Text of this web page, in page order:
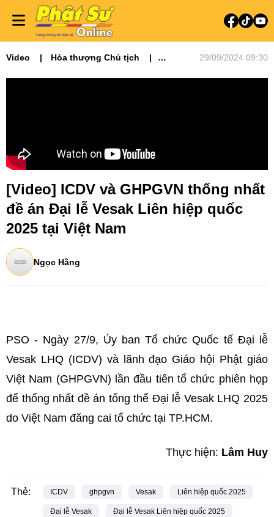
Video
Hòa thượng Chủ tịch
29/09/2024 09:30
[Video] ICDV và GHPGVN thống nhất
đề án Đại lễ Vesak Liên hiệp quốc
2025 tại Việt Nam
Ngọc Hằng
PSO - Ngày 27/9, Ủy ban Tổ chức Quốc tế Đại lễ
Vesak LHQ (ICDV) và lãnh đạo Giáo hội Phật giáo
Việt Nam (GHPGVN) lần đầu tiên tổ chức phiên họp
để thống nhất đề án tổng thể Đại lễ Vesak LHQ 2025
do Việt Nam đăng cai tổ chức tại TP.HCM.
Thực hiện: Lâm Huy
Thẻ: ICDV ghpgvn Vesak Liên hiệp quốc 2025
Đại lễ Vesak Đại lễ Vesak Liên hiệp quốc 2025